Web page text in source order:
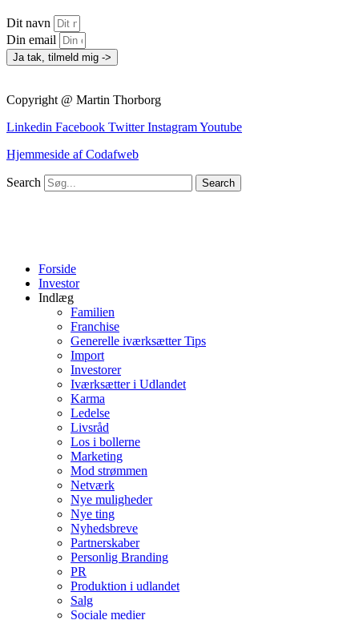
Dit navn
Din email
Ja tak, tilmeld mig ->
Copyright @ Martin Thorborg
Linkedin Facebook Twitter InstagramYoutube
Hjemmeside af Codafweb
Search Search
Forside
Investor
Indlæg
Familien
Franchise
Generelle iværksætter Tips
Import
Investorer
Iværksætter i Udlandet
Karma
Ledelse
Livsråd
Los i bollerne
Marketing
Mod strømmen
Netværk
Nye muligheder
Nye ting
Nyhedsbreve
Partnerskaber
Personlig Branding
PR
Produktion i udlandet
Salg
Sociale medier